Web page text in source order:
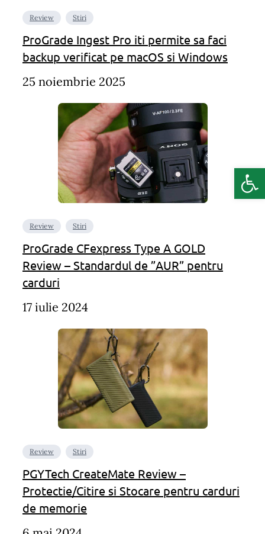
Review Stiri
ProGrade Ingest Pro iti permite sa faci
backup verificat pe macOS si Windows
25 noiembrie 2025
Review Stiri
ProGrade CFexpress Type A GOLD
Review – Standardul de ”AUR” pentru
carduri
17 iulie 2024
Review Stiri
PGYTech CreateMate Review –
Protectie/Citire si Stocare pentru carduri
de memorie